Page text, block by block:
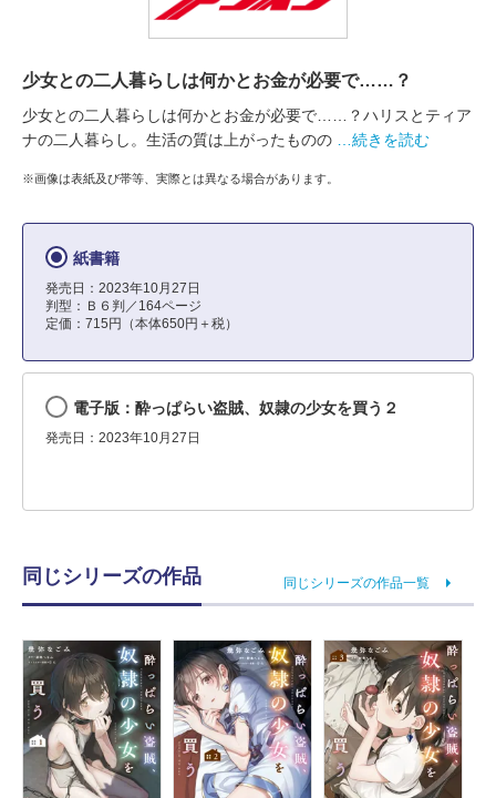
少女との二人暮らしは何かとお金が必要で……？
少女との二人暮らしは何かとお金が必要で……？ハリスとティア
ナの二人暮らし。生活の質は上がったものの
…続きを読む
※画像は表紙及び帯等、実際とは異なる場合があります。
紙書籍
発売日：2023年10月27日
判型：Ｂ６判／164ページ
定価：715円（本体650円＋税）
電子版：酔っぱらい盗賊、奴隷の少女を買う２
発売日：2023年10月27日
同じシリーズの作品 同じシリーズの作品一覧